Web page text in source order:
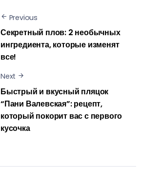
Previous
Секретный плов: 2 необычных
ингредиента, которые изменят
все!
Next
Быстрый и вкусный пляцок
“Пани Валевская”: рецепт,
который покорит вас с первого
кусочка